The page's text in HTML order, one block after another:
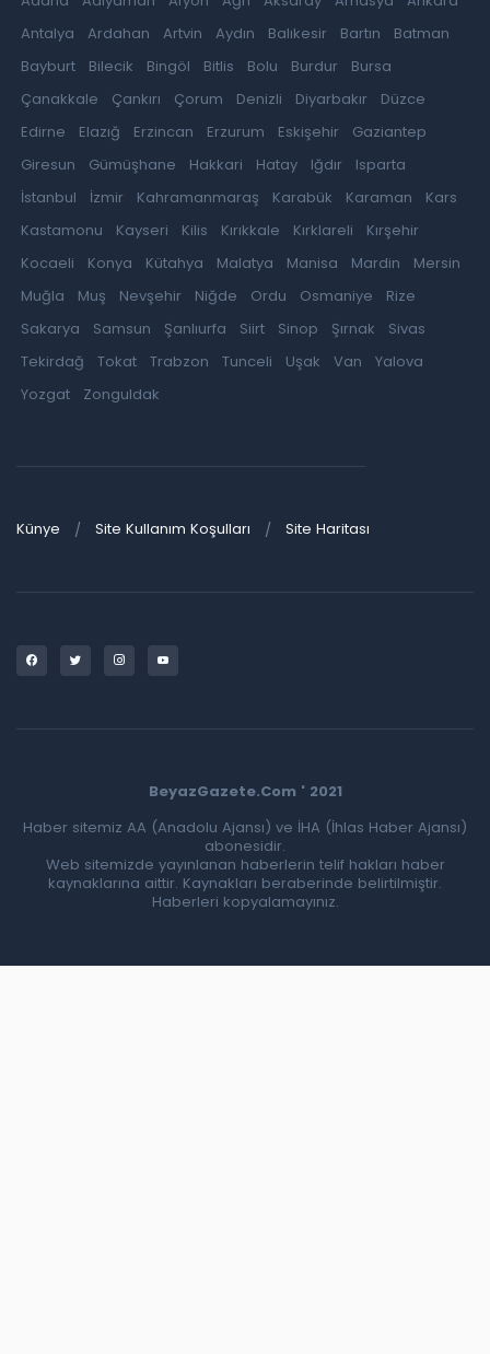
Antalya
Ardahan Artvin Aydın Balıkesir Bartın
Batman
Bayburt
Bilecik Bingöl Bitlis Bolu Burdur
Bursa
Çanakkale
Çankırı Çorum Denizli Diyarbakır
Düzce
Edirne
Elazığ Erzincan Erzurum Eskişehir
Gaziantep
Giresun
Gümüşhane Hakkari Hatay Iğdır
Isparta
İstanbul
İzmir Kahramanmaraş Karabük Karaman
Kars
Kastamonu
Kayseri Kilis Kırıkkale Kırklareli
Kırşehir
Kocaeli
Konya Kütahya Malatya Manisa Mardin
Mersin
Muğla
Muş Nevşehir Niğde Ordu Osmaniye
Rize
Sakarya
Samsun Şanlıurfa Siirt Sinop Şırnak
Sivas
Tekirdağ
Tokat Trabzon Tunceli Uşak Van
Yalova
Yozgat
Zonguldak
Künye Site Kullanım Koşulları Site Haritası
BeyazGazete.Com ' 2021
Haber sitemiz AA (Anadolu Ajansı) ve İHA (İhlas Haber Ajansı)
abonesidir.
Web sitemizde yayınlanan haberlerin telif hakları haber
kaynaklarına aittir. Kaynakları beraberinde belirtilmiştir.
Haberleri kopyalamayınız.